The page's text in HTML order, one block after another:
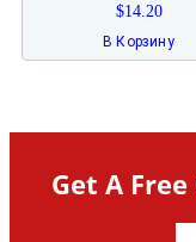
$14.20
В Корзину
Get A